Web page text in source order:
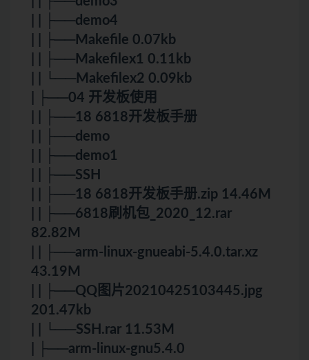
| | ├──demo4
| | ├──Makefile 0.07kb
| | ├──Makefilex1 0.11kb
| | └──Makefilex2 0.09kb
| ├──04 开发板使用
| | ├──18 6818开发板手册
| | ├──demo
| | ├──demo1
| | ├──SSH
| | ├──18 6818开发板手册.zip 14.46M
| | ├──6818刷机包_2020_12.rar
82.82M
| | ├──arm-linux-gnueabi-5.4.0.tar.xz
43.19M
| | ├──QQ图片20210425103445.jpg
201.47kb
| | └──SSH.rar 11.53M
| ├──arm-linux-gnu5.4.0